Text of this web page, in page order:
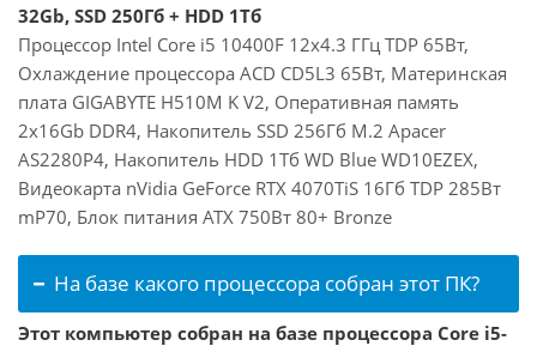
32Gb, SSD 250Гб + HDD 1Тб
Процессор Intel Core i5 10400F 12x4.3 ГГц TDP 65Вт,
Охлаждение процессора ACD CD5L3 65Вт, Материнская
плата GIGABYTE H510M K V2, Оперативная память
2x16Gb DDR4, Накопитель SSD 256Гб M.2 Apacer
AS2280P4, Накопитель HDD 1Тб WD Blue WD10EZEX,
Видеокарта nVidia GeForce RTX 4070TiS 16Гб TDP 285Вт
mP70, Блок питания ATX 750Вт 80+ Bronze
На базе какого процессора собран этот ПК?
Этот компьютер собран на базе процессора Core i5-